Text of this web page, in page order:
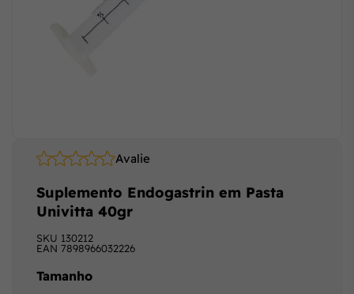
Avalie
SKU 130212
EAN 7898966032226
Suplemento Endogastrin em Pasta
Univitta 40gr
Tamanho